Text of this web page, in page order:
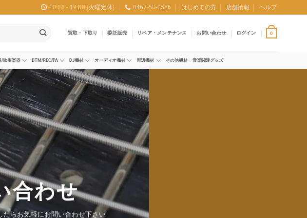
10:00 - 19:00 (火曜定休) 0467-50-0556 はじめての方 店舗情報 ヘルプ
買取・下取り 委託販売 リペア・メンテナンス お問い合わせ ログイン 0
/吹奏楽器 DTM/REC/PA DJ機材 オーディオ機材 周辺機材 その他機材 音楽関連グッズ
合わせ
らお気軽にお問い合わせ下さい